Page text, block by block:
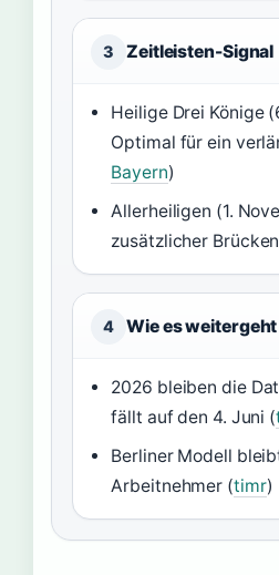
3 Zeitleisten-Signal
Heilige Drei Könige
Optimal für ein
Bayern)
Allerheiligen (1.
zusätzlicher
4 Wie es weitergeht
2026 bleiben die
fällt auf den 4. Juni (
Berliner Modell
Arbeitnehmer (timr)